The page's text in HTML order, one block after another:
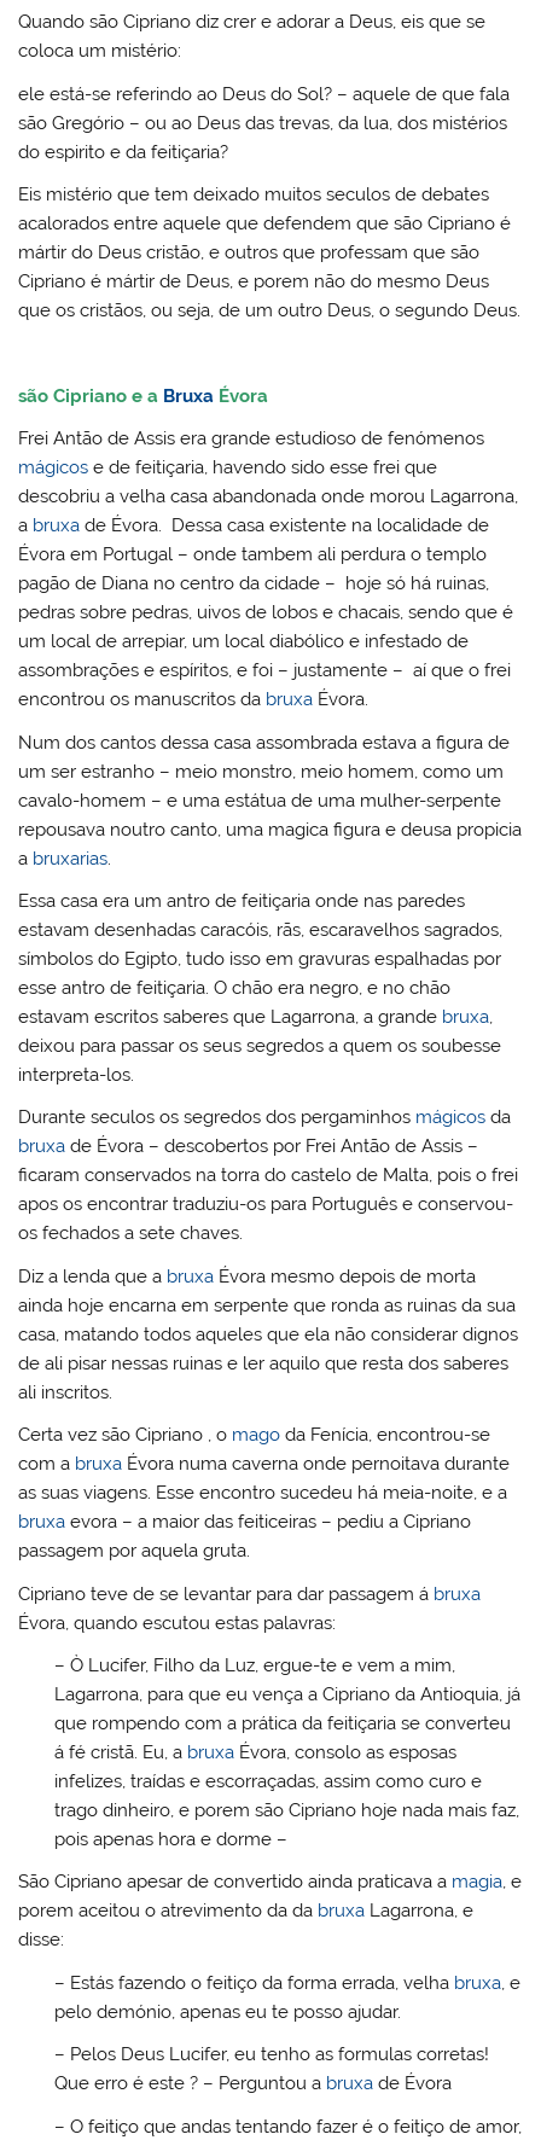
Quando são Cipriano diz crer e adorar a Deus, eis que se
coloca um mistério:
ele está-se referindo ao Deus do Sol? – aquele de que fala
são Gregório – ou ao Deus das trevas, da lua, dos mistérios
do espirito e da feitiçaria?
Eis mistério que tem deixado muitos seculos de debates
acalorados entre aquele que defendem que são Cipriano é
mártir do Deus cristão, e outros que professam que são
Cipriano é mártir de Deus, e porem não do mesmo Deus
que os cristãos, ou seja, de um outro Deus, o segundo Deus.
são Cipriano e a Bruxa Évora
Frei Antão de Assis era grande estudioso de fenómenos
mágicos e de feitiçaria, havendo sido esse frei que
descobriu a velha casa abandonada onde morou Lagarrona,
a bruxa de Évora. Dessa casa existente na localidade de
Évora em Portugal – onde tambem ali perdura o templo
pagão de Diana no centro da cidade – hoje só há ruinas,
pedras sobre pedras, uivos de lobos e chacais, sendo que é
um local de arrepiar, um local diabólico e infestado de
assombrações e espíritos, e foi – justamente – aí que o frei
encontrou os manuscritos da bruxa Évora.
Num dos cantos dessa casa assombrada estava a figura de
um ser estranho – meio monstro, meio homem, como um
cavalo-homem – e uma estátua de uma mulher-serpente
repousava noutro canto, uma magica figura e deusa propicia
a bruxarias.
Essa casa era um antro de feitiçaria onde nas paredes
estavam desenhadas caracóis, rãs, escaravelhos sagrados,
símbolos do Egipto, tudo isso em gravuras espalhadas por
esse antro de feitiçaria. O chão era negro, e no chão
estavam escritos saberes que Lagarrona, a grande bruxa,
deixou para passar os seus segredos a quem os soubesse
interpreta-los.
Durante seculos os segredos dos pergaminhos mágicos da
bruxa de Évora – descobertos por Frei Antão de Assis –
ficaram conservados na torra do castelo de Malta, pois o frei
apos os encontrar traduziu-os para Português e conservou-
os fechados a sete chaves.
Diz a lenda que a bruxa Évora mesmo depois de morta
ainda hoje encarna em serpente que ronda as ruinas da sua
casa, matando todos aqueles que ela não considerar dignos
de ali pisar nessas ruinas e ler aquilo que resta dos saberes
ali inscritos.
Certa vez são Cipriano , o mago da Fenícia, encontrou-se
com a bruxa Évora numa caverna onde pernoitava durante
as suas viagens. Esse encontro sucedeu há meia-noite, e a
bruxa evora – a maior das feiticeiras – pediu a Cipriano
passagem por aquela gruta.
Cipriano teve de se levantar para dar passagem á bruxa
Évora, quando escutou estas palavras:
– Ò Lucifer, Filho da Luz, ergue-te e vem a mim,
Lagarrona, para que eu vença a Cipriano da Antioquia, já
que rompendo com a prática da feitiçaria se converteu
á fé cristã. Eu, a bruxa Évora, consolo as esposas
infelizes, traídas e escorraçadas, assim como curo e
trago dinheiro, e porem são Cipriano hoje nada mais faz,
pois apenas hora e dorme –
São Cipriano apesar de convertido ainda praticava a magia, e
porem aceitou o atrevimento da da bruxa Lagarrona, e
disse:
– Estás fazendo o feitiço da forma errada, velha bruxa, e
pelo demónio, apenas eu te posso ajudar.
– Pelos Deus Lucifer, eu tenho as formulas corretas!
Que erro é este ? – Perguntou a bruxa de Évora
– O feitiço que andas tentando fazer é o feitiço de amor,